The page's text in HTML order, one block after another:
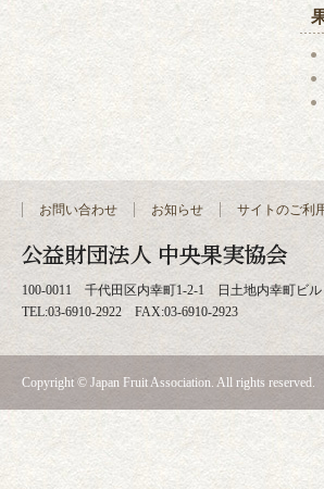
お問い合わせ お知らせ サイトのご利
100-0011 千代田区内幸町1-2-1 日土地内幸町ビル
TEL:03-6910-2922 FAX:03-6910-2923
Copyright © Japan Fruit Association. All rights reserved.